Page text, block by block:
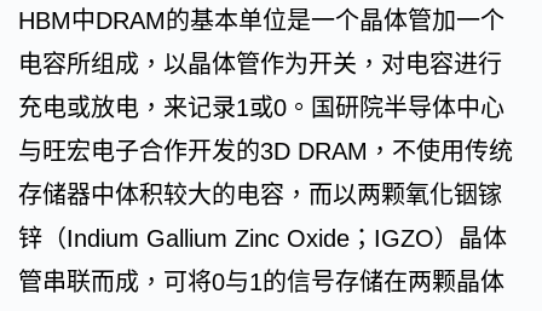
HBM中DRAM的基本单位是一个晶体管加一个
电容所组成，以晶体管作为开关，对电容进行
充电或放电，来记录1或0。国研院半导体中心
与旺宏电子合作开发的3D DRAM，不使用传统
存储器中体积较大的电容，而以两颗氧化铟镓
锌（Indium Gallium Zinc Oxide；IGZO）晶体
管串联而成，可将0与1的信号存储在两颗晶体